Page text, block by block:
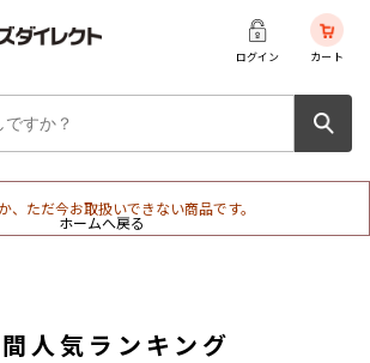
ログイン カート
、ただ今お取扱いできない商品です。
ホームへ戻る
人気ランキング